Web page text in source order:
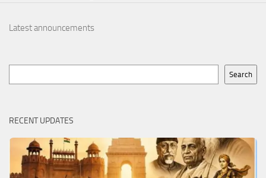
Latest announcements
Search
RECENT UPDATES